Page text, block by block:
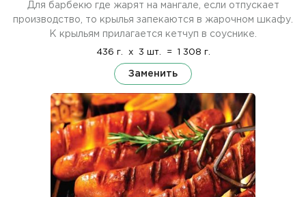
Для барбекю где жарят на мангале, если отпускает
производство, то крылья запекаются в жарочном шкафу.
К крыльям прилагается кетчуп в соуснике.
436 г. x 3 шт. = 1 308 г.
Заменить